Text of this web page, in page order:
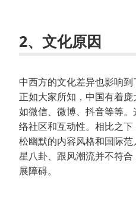
2、文化原因
中西方的文化差异也影响到
正如大家所知，中国有着
如微信、微博、抖音等等
络社区和互动性。相比之
松幽默的内容风格和国际
星八卦、跟风潮流并不符
展障碍。